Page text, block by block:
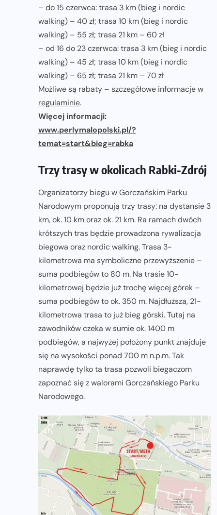
– do 15 czerwca: trasa 3 km (bieg i nordic
walking) – 40 zł; trasa 10 km (bieg i nordic
walking) – 55 zł; trasa 21 km – 60 zł
– od 16 do 23 czerwca: trasa 3 km (bieg i nordic
walking) – 45 zł; trasa 10 km (bieg i nordic
walking) – 65 zł; trasa 21 km – 70 zł
Możliwe są rabaty – szczegółowe informacje w
regulaminie.
Więcej informacji:
www.perlymalopolski.pl/?
temat=start&bieg=rabka
Trzy trasy w okolicach Rabki-Zdrój
Organizatorzy biegu w Gorczańskim Parku
Narodowym proponują trzy trasy: na dystansie 3
km, ok. 10 km oraz ok. 21 km. Ra ramach dwóch
krótszych tras będzie prowadzona rywalizacja
biegowa oraz nordic walking. Trasa 3-
kilometrowa ma symboliczne przewyższenie –
suma podbiegów to 80 m. Na trasie 10-
kilometrowej będzie już trochę więcej górek –
suma podbiegów to ok. 350 m. Najdłuższa, 21-
kilometrowa trasa to już bieg górski. Tutaj na
zawodników czeka w sumie ok. 1400 m
podbiegów, a najwyżej położony punkt znajduje
się na wysokości ponad 700 m n.p.m. Tak
naprawdę tylko ta trasa pozwoli biegaczom
zapoznać się z walorami Gorczańskiego Parku
Narodowego.